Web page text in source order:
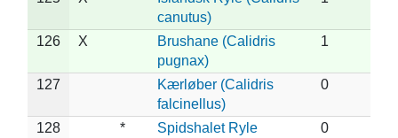
canutus)
126 X
Brushane (Calidris
pugnax)
1
127
Kærløber (Calidris
falcinellus)
0
128 *
Spidshalet Ryle
0